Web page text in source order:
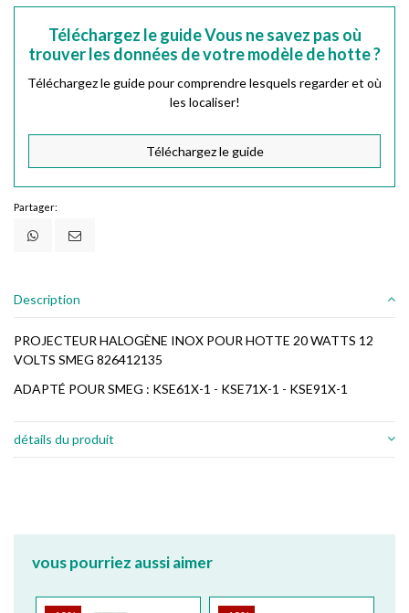
Téléchargez le guide Vous ne savez pas où
trouver les données de votre modèle de hotte ?
Téléchargez le guide pour comprendre lesquels regarder et où
les localiser!
Téléchargez le guide
Partager:
Description
PROJECTEUR HALOGÈNE INOX POUR HOTTE 20 WATTS 12
VOLTS SMEG 826412135
ADAPTÉ POUR SMEG : KSE61X-1 - KSE71X-1 - KSE91X-1
détails du produit
vous pourriez aussi aimer